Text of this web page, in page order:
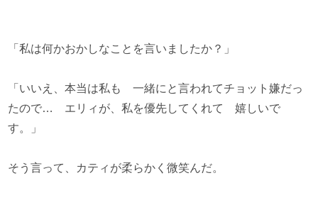
「私は何かおかしなことを言いましたか？」
「いいえ、本当は私も 一緒にと言われてチョット嫌だっ
たので… エリィが、私を優先してくれて 嬉しいで
す。」
そう言って、カティが柔らかく微笑んだ。